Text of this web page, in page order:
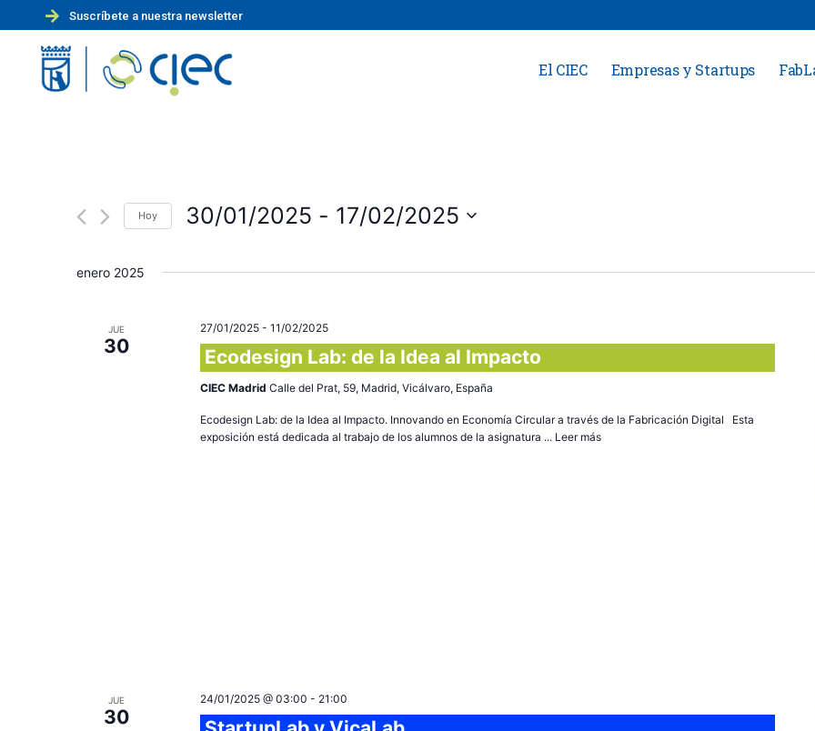
Suscríbete a nuestra newsletter
El CIEC Empresas y Startups
Hoy 30/01/2025 - 17/02/2025
enero 2025
JUE
30
27/01/2025- 11/02/2025
Ecodesign Lab: de la Idea al Impacto
CIEC Madrid Calle del Prat, 59, Madrid, Vicálvaro, España
Ecodesign Lab: de la Idea al Impacto. Innovando en Economía Circular a través de la Fabricación Digital Esta
exposición está dedicada al trabajo de los alumnos de la asignatura ... Leer más
JUE
30
24/01/2025 @ 03:00 - 21:00